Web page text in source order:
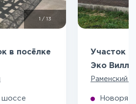
/ 13
в посёлке
шоссе
Участок 5
Эко
Раменский